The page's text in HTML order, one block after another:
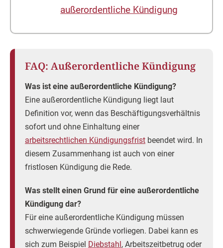
außerordentliche Kündigung
FAQ: Außerordentliche Kündigung
Was ist eine außerordentliche Kündigung?
Eine außerordentliche Kündigung liegt laut
Definition vor, wenn das Beschäftigungsverhältnis
sofort und ohne Einhaltung einer
arbeitsrechtlichen Kündigungsfrist beendet wird. In
diesem Zusammenhang ist auch von einer
fristlosen Kündigung die Rede.
Was stellt einen Grund für eine außerordentliche
Kündigung dar?
Für eine außerordentliche Kündigung müssen
schwerwiegende Gründe vorliegen. Dabei kann es
sich zum Beispiel Diebstahl, Arbeitszeitbetrug oder